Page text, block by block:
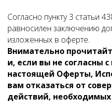
Согласно пункту 3 статьи
равносилен заключению
изложенных в оферте.
Внимательно
и, если вы не согласны
настоящей Оферты,
вам отказаться от
действий,